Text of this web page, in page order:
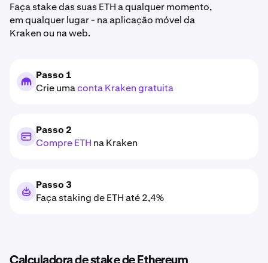
Faça stake das suas ETH a qualquer momento,
em qualquer lugar - na aplicação móvel da
Kraken ou na web.
Passo 1
Crie umaconta Kraken gratuita
Passo 2
Compre ETH na Kraken
Passo 3
Faça staking de ETH até 2,4%
Calculadora de stake de Ethereum